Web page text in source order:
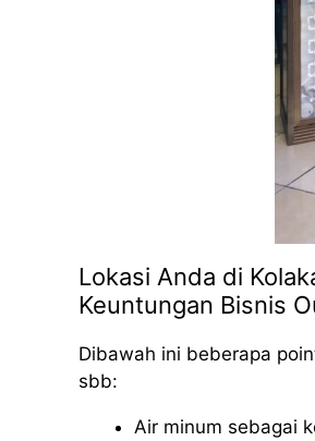
Lokasi Anda di
Keuntungan Bisnis
Dibawah ini beberapa
sbb:
Air minum sebagai